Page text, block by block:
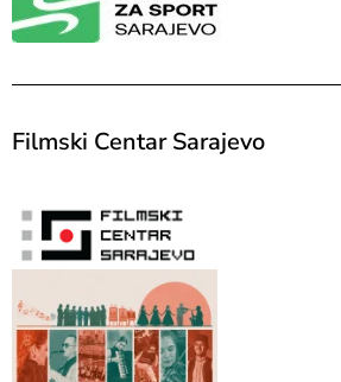
Filmski Centar Sarajevo